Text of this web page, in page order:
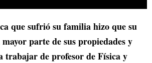
que sufrió su familia hizo que su
parte de sus propiedades y
trabajar de profesor de Física y